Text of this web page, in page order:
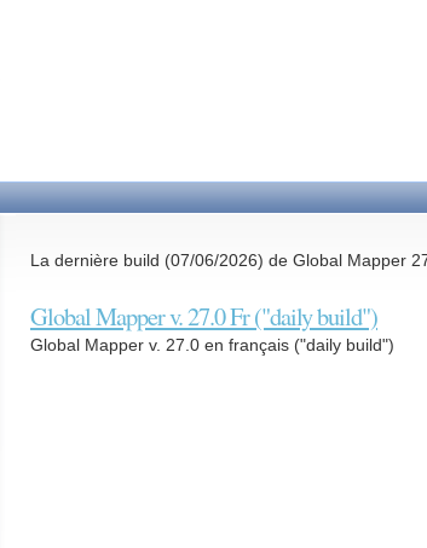
La dernière build (07/06/2026) de Global Mapper
Global Mapper v. 27.0 Fr ("daily build")
Global Mapper v. 27.0 en français ("daily build")